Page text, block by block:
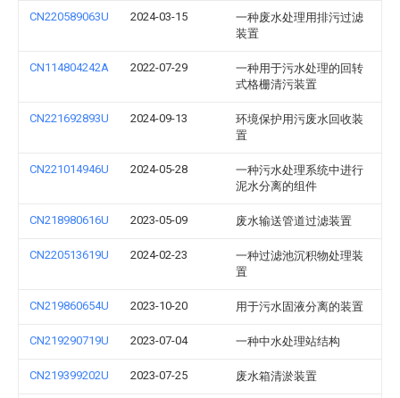
CN220589063U 2024-03-15
一种废水处理用排污过滤
装置
CN114804242A 2022-07-29
一种用于污水处理的回转
式格栅清污装置
CN221692893U 2024-09-13
环境保护用污废水回收装
置
CN221014946U 2024-05-28
一种污水处理系统中进行
泥水分离的组件
CN218980616U 2023-05-09 废水输送管道过滤装置
CN220513619U 2024-02-23
一种过滤池沉积物处理装
置
CN219860654U 2023-10-20 用于污水固液分离的装置
CN219290719U 2023-07-04 一种中水处理站结构
CN219399202U 2023-07-25 废水箱清淤装置